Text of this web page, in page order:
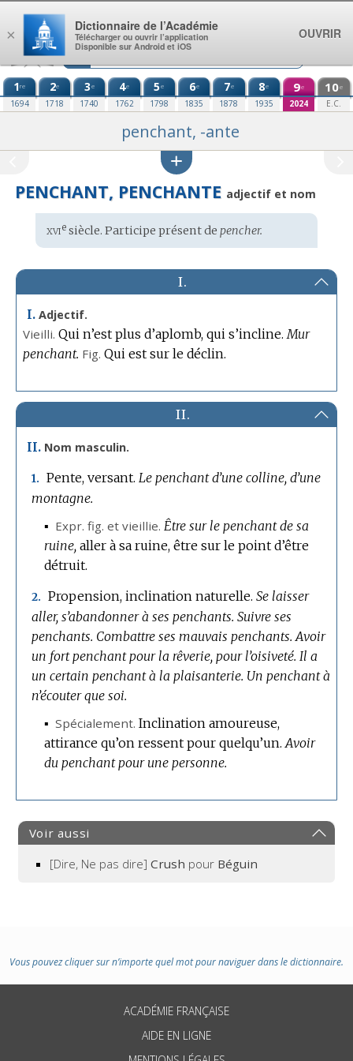
Aller au contenu
1re
1694
2e
1718
3e
1740
4e
1762
5e
1798
6e
1835
7e
1878
8e
1935
9e
2024
10e
E.C.
penchant, -ante
PENCHANT, PENCHANTE adjectif et nom
Étymologie
:
xviesiècle. Participe présent de pencher.
I.
I. Adjectif.
Vieilli. Qui n’est plus d’aplomb, qui s’incline. Mur
penchant. Fig. Qui est sur le déclin.
II.
II. Nom masculin.
1. Pente, versant. Le penchant d’une colline, d’une
montagne.
▪ Expr. fig. et vieillie. Être sur le penchant de sa
ruine, aller à sa ruine, être sur le point d’être
détruit.
2. Propension, inclination naturelle. Se laisser
aller, s’abandonner à ses penchants. Suivre ses
penchants. Combattre ses mauvais penchants. Avoir
un fort penchant pour la rêverie, pour l’oisiveté. Il a
un certain penchant à la plaisanterie. Un penchant à
n’écouter que soi.
▪ Spécialement. Inclination amoureuse,
attirance qu’on ressent pour quelqu’un. Avoir
du penchant pour une personne.
Voir aussi
[Dire, Ne pas dire]Crush pour Béguin
Vous pouvez cliquer sur n’importe quel mot pour naviguer dans le dictionnaire.
ACADÉMIE FRANÇAISE
AIDE EN LIGNE
×
Dictionnaire de l’Académie
Télécharger ou ouvrir l’application
Disponible sur Android et iOS
OUVRIR